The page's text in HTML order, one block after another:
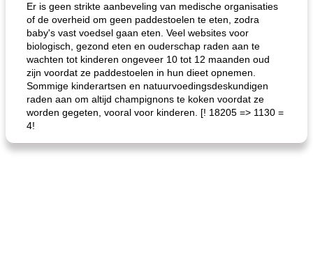
gemakkelijke rijst en hamburger een gerecht diner
Er is geen strikte aanbeveling van medische organisaties
of de overheid om geen paddestoelen te eten, zodra
baby's vast voedsel gaan eten. Veel websites voor
biologisch, gezond eten en ouderschap raden aan te
wachten tot kinderen ongeveer 10 tot 12 maanden oud
zijn voordat ze paddestoelen in hun dieet opnemen.
Sommige kinderartsen en natuurvoedingsdeskundigen
raden aan om altijd champignons te koken voordat ze
worden gegeten, vooral voor kinderen. [! 18205 => 1130 =
4!